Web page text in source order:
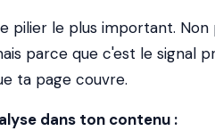
pilier le plus important.
parce que c'est le signal
ta page couvre.
dans ton contenu :